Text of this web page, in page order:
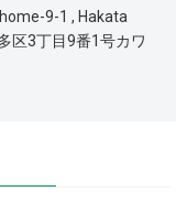
9-1 , Hakata
区3丁目9番1号カワ